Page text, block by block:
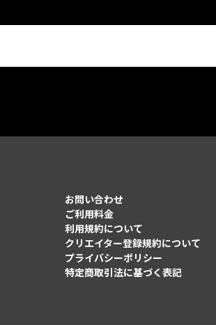
お問い合わせ
ご利用料金
利用規約について
クリエイター登録規約について
プライバシーポリシー
特定商取引法に基づく表記